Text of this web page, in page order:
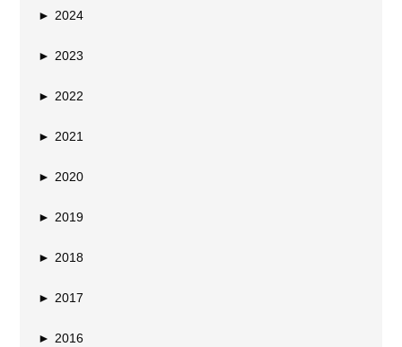
► 2024
► 2023
► 2022
► 2021
► 2020
► 2019
► 2018
► 2017
► 2016